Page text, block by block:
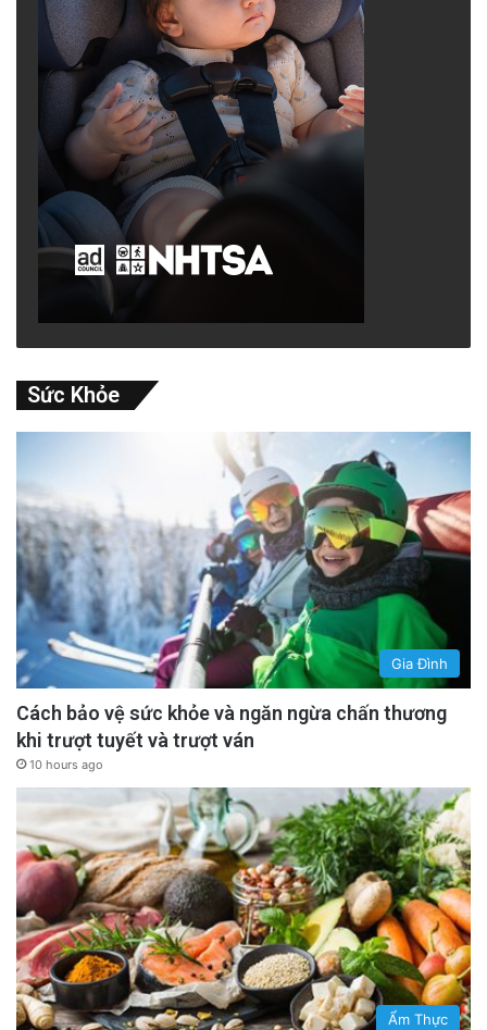
Sức Khỏe
Gia Đình
Cách bảo vệ sức khỏe và ngăn ngừa chấn thương
khi trượt tuyết và trượt ván
10 hours ago
Ẩm Thực